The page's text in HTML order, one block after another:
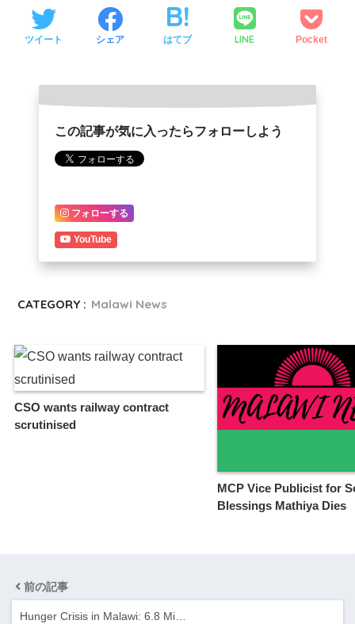
ツイート シェア はてブ LINE Pocket
この記事が気に入ったらフォローしよう
フォローする
YouTube
CATEGORY : Malawi News
CSO wants railway contract
scrutinised
MCP Vice Publicist for
Blessings Mathiya Dies
前の記事
Hunger Crisis in Malawi: 6.8 Mi…